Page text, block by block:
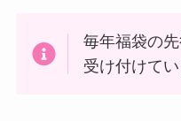
毎年福袋の
受け付けてい